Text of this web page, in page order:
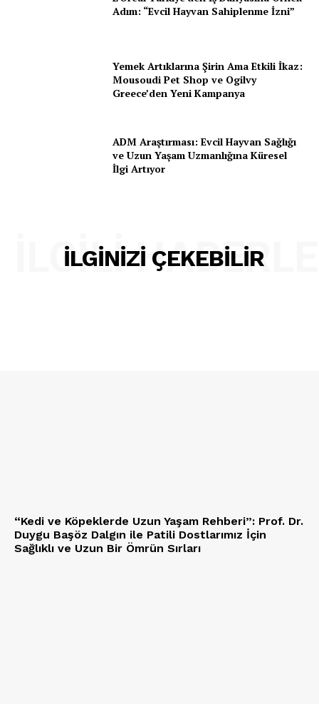
Adım: “Evcil Hayvan Sahiplenme İzni”
Yemek Artıklarına Şirin Ama Etkili İkaz:
Mousoudi Pet Shop ve Ogilvy
Greece’den Yeni Kampanya
ADM Araştırması: Evcil Hayvan Sağlığı
ve Uzun Yaşam Uzmanlığına Küresel
İlgi Artıyor
İLGINIZI ÇEKEBILIR
İLGILI
“Kedi ve Köpeklerde Uzun Yaşam Rehberi”: Prof. Dr.
Duygu Başöz Dalgın ile Patili Dostlarımız İçin
Sağlıklı ve Uzun Bir Ömrün Sırları